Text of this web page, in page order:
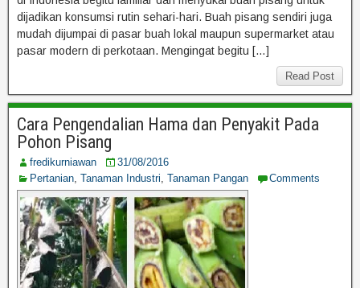
dijadikan konsumsi rutin sehari-hari. Buah pisang sendiri juga
mudah dijumpai di pasar buah lokal maupun supermarket atau
pasar modern di perkotaan. Mengingat begitu […]
Read Post
Cara Pengendalian Hama dan Penyakit Pada
Pohon Pisang
fredikurniawan
31/08/2016
Pertanian, Tanaman Industri, Tanaman Pangan Comments